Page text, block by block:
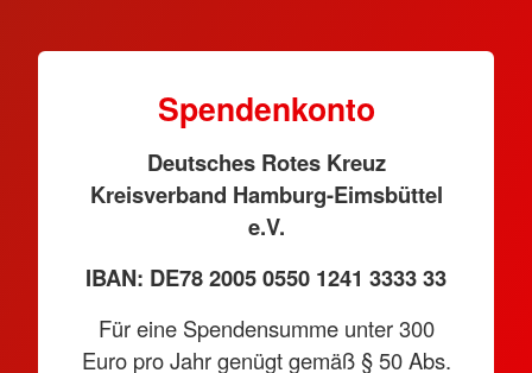
Spendenkonto
Deutsches Rotes Kreuz
Kreisverband Hamburg-Eimsbüttel
e.V.
IBAN: DE78 2005 0550 1241 3333 33
Für eine Spendensumme unter 300
Euro pro Jahr genügt gemäß § 50 Abs.